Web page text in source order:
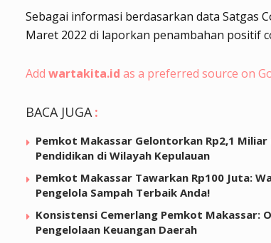
Sebagai informasi berdasarkan data Satgas
Maret 2022 di laporkan penambahan positif
Add wartakita.id as a preferred source on
BACA JUGA :
Pemkot Makassar Gelontorkan Rp2,1
Pendidikan di Wilayah Kepulauan
Pemkot Makassar Tawarkan Rp100 Juta:
Pengelola Sampah Terbaik Anda!
Konsistensi Cemerlang Pemkot Makassar:
Pengelolaan Keuangan Daerah